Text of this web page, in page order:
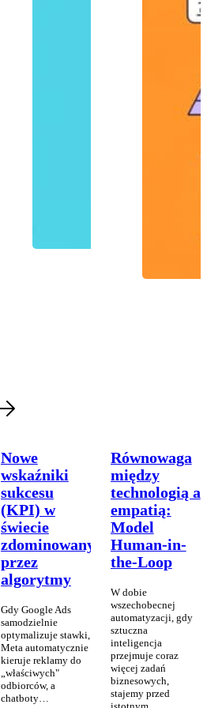
Nowe
wskaźniki
sukcesu
(KPI) w
świecie
zdominowanym
przez
algorytmy
Gdy Google Ads
samodzielnie
optymalizuje stawki,
Meta automatycznie
kieruje reklamy do
„właściwych"
odbiorców, a
chatboty…
Równowaga
między
technologią a
empatią:
Model
Human-in-
the-Loop
W dobie
wszechobecnej
automatyzacji, gdy
sztuczna
inteligencja
przejmuje coraz
więcej zadań
biznesowych,
stajemy przed